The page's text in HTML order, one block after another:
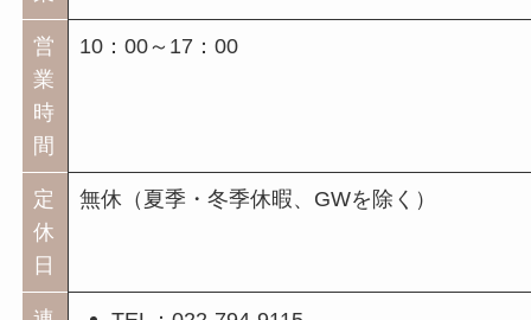
営
業
時
間
10：00～17：00
定
休
日
無休（夏季・冬季休暇、GWを除く）